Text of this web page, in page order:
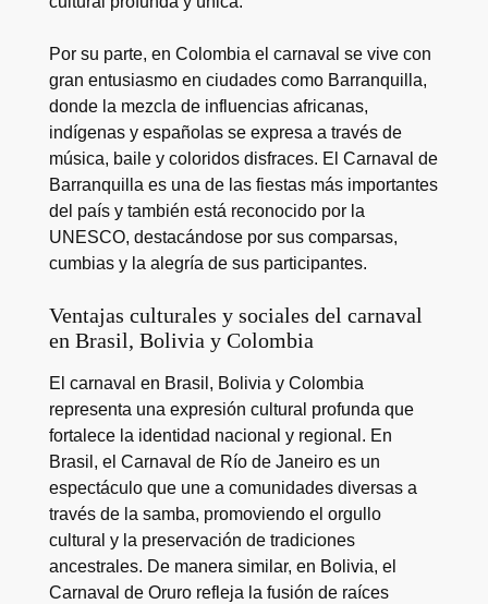
Por su parte, en Colombia el carnaval se vive con
gran entusiasmo en ciudades como Barranquilla,
donde la mezcla de influencias africanas,
indígenas y españolas se expresa a través de
música, baile y coloridos disfraces. El Carnaval de
Barranquilla es una de las fiestas más importantes
del país y también está reconocido por la
UNESCO, destacándose por sus comparsas,
cumbias y la alegría de sus participantes.
Ventajas culturales y sociales del carnaval
en Brasil, Bolivia y Colombia
El carnaval en Brasil, Bolivia y Colombia
representa una expresión cultural profunda que
fortalece la identidad nacional y regional. En
Brasil, el Carnaval de Río de Janeiro es un
espectáculo que une a comunidades diversas a
través de la samba, promoviendo el orgullo
cultural y la preservación de tradiciones
ancestrales. De manera similar, en Bolivia, el
Carnaval de Oruro refleja la fusión de raíces